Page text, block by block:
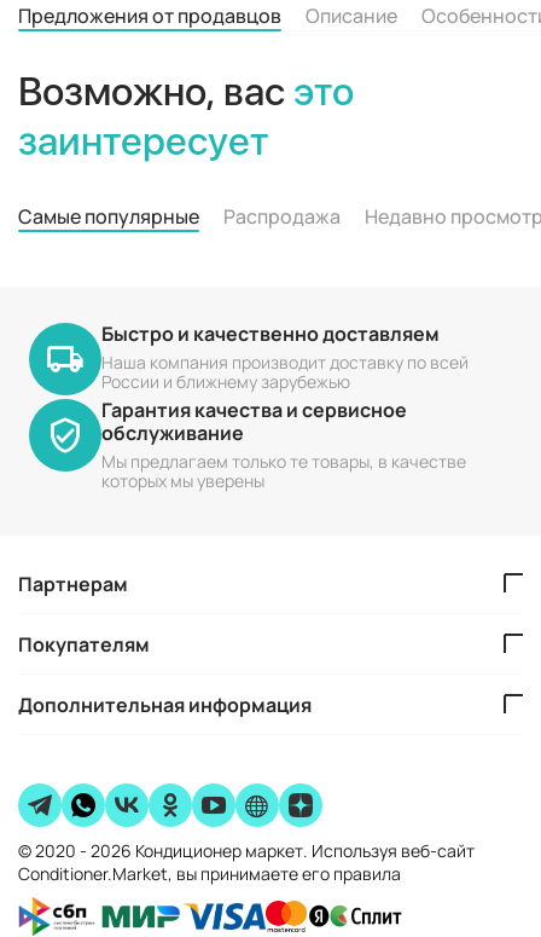
Предложения от продавцов Описание
Возможно, вас это
заинтересует
Самые популярные Распродажа Недавно
Быстро и качественно доставляем
Наша компания производит доставку по всей
России и ближнему зарубежью
Гарантия качества и сервисное
обслуживание
Мы предлагаем только те товары, в качестве
которых мы уверены
Партнерам
Покупателям
Дополнительная информация
© 2020 - 2026 Кондиционер маркет. Используя веб-сайт
Conditioner.Market, вы принимаете его правила